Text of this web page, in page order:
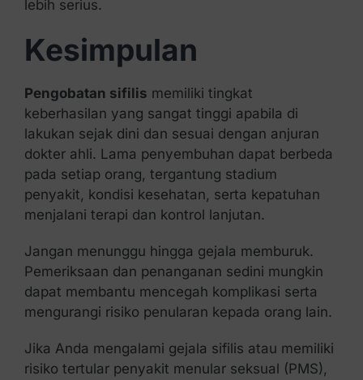
lebih serius.
Kesimpulan
Pengobatan sifilis memiliki tingkat
keberhasilan yang sangat tinggi apabila di
lakukan sejak dini dan sesuai dengan anjuran
dokter ahli. Lama penyembuhan dapat berbeda
pada setiap orang, tergantung stadium
penyakit, kondisi kesehatan, serta kepatuhan
menjalani terapi dan kontrol lanjutan.
Jangan menunggu hingga gejala memburuk.
Pemeriksaan dan penanganan sedini mungkin
dapat membantu mencegah komplikasi serta
mengurangi risiko penularan kepada orang lain.
Jika Anda mengalami gejala sifilis atau memiliki
risiko tertular penyakit menular seksual (PMS),